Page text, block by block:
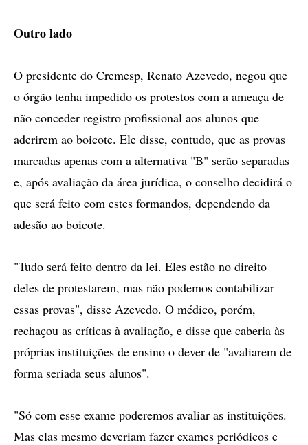
Outro lado
O presidente do Cremesp, Renato Azevedo, negou que
o órgão tenha impedido os protestos com a ameaça de
não conceder registro profissional aos alunos que
aderirem ao boicote. Ele disse, contudo, que as provas
marcadas apenas com a alternativa "B" serão separadas
e, após avaliação da área jurídica, o conselho decidirá o
que será feito com estes formandos, dependendo da
adesão ao boicote.
"Tudo será feito dentro da lei. Eles estão no direito
deles de protestarem, mas não podemos contabilizar
essas provas", disse Azevedo. O médico, porém,
rechaçou as críticas à avaliação, e disse que caberia às
próprias instituições de ensino o dever de "avaliarem de
forma seriada seus alunos".
"Só com esse exame poderemos avaliar as instituições.
Mas elas mesmo deveriam fazer exames periódicos e